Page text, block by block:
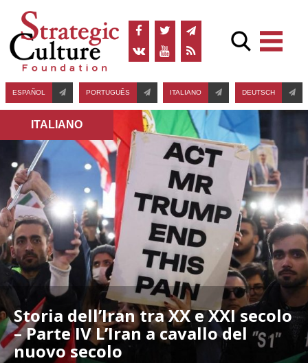
ESPAÑOL PORTUGUÊS ITALIANO DEUTSCH
ITALIANO
Storia dell’Iran tra XX e XXI secolo
– Parte IV L’Iran a cavallo del
nuovo secolo